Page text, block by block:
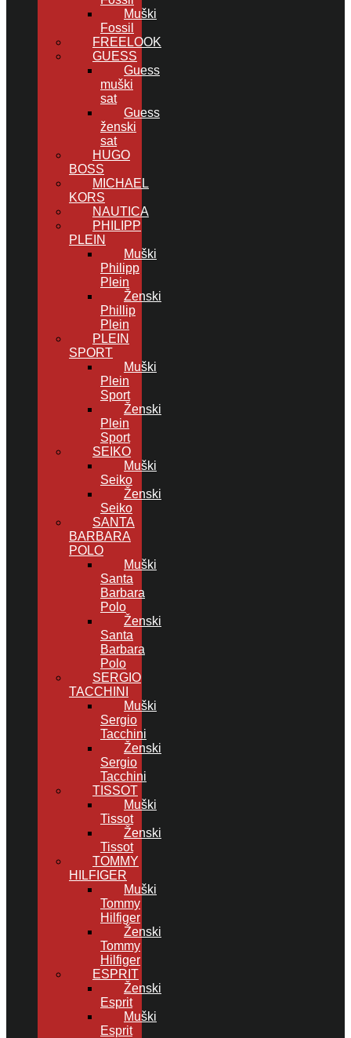
Muški
Fossil
FREELOOK
GUESS
Guess
muški
sat
Guess
ženski
sat
HUGO
BOSS
MICHAEL
KORS
NAUTICA
PHILIPP
PLEIN
Muški
Philipp
Plein
Ženski
Phillip
Plein
PLEIN
SPORT
Muški
Plein
Sport
Ženski
Plein
Sport
SEIKO
Muški
Seiko
Ženski
Seiko
SANTA
BARBARA
POLO
Muški
Santa
Barbara
Polo
Ženski
Santa
Barbara
Polo
SERGIO
TACCHINI
Muški
Sergio
Tacchini
Ženski
Sergio
Tacchini
TISSOT
Muški
Tissot
Ženski
Tissot
TOMMY
HILFIGER
Muški
Tommy
Hilfiger
Ženski
Tommy
Hilfiger
ESPRIT
Ženski
Esprit
Muški
Esprit